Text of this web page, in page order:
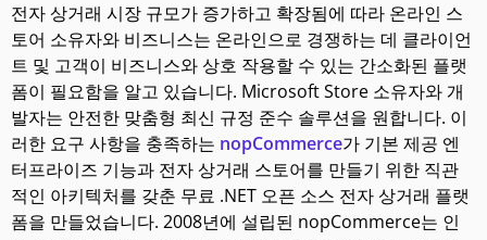
전자 상거래 시장 규모가 증가하고 확장됨에 따라 온라인 스
토어 소유자와 비즈니스는 온라인으로 경쟁하는 데 클라이언
트 및 고객이 비즈니스와 상호 작용할 수 있는 간소화된 플랫
폼이 필요함을 알고 있습니다. Microsoft Store 소유자와 개
발자는 안전한 맞춤형 최신 규정 준수 솔루션을 원합니다. 이
러한 요구 사항을 충족하는 nopCommerce가 기본 제공 엔
터프라이즈 기능과 전자 상거래 스토어를 만들기 위한 직관
적인 아키텍처를 갖춘 무료 .NET 오픈 소스 전자 상거래 플랫
폼을 만들었습니다. 2008년에 설립된 nopCommerce는 인